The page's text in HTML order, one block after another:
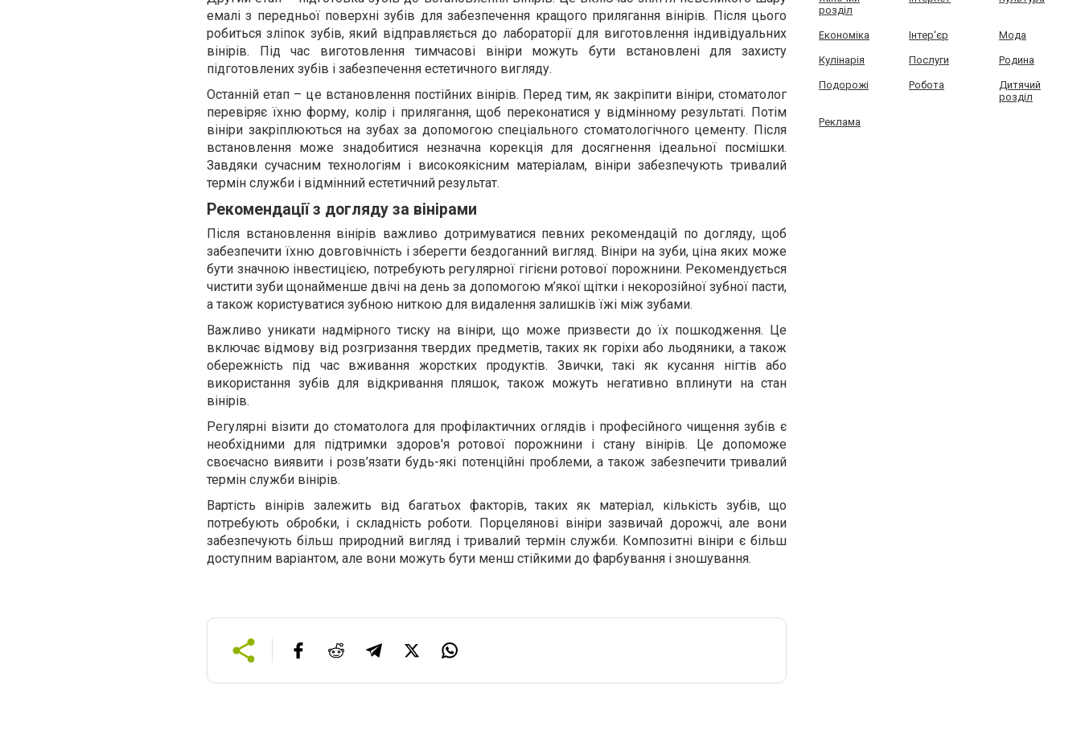
емалі з передньої поверхні зубів для забезпечення кращого прилягання вінірів. Після цього
робиться зліпок зубів, який відправляється до лабораторії для виготовлення індивідуальних
вінірів. Під час виготовлення тимчасові вініри можуть бути встановлені для захисту
підготовлених зубів і забезпечення естетичного вигляду.
Останній етап – це встановлення постійних вінірів. Перед тим, як закріпити вініри, стоматолог
перевіряє їхню форму, колір і прилягання, щоб переконатися у відмінному результаті. Потім
вініри закріплюються на зубах за допомогою спеціального стоматологічного цементу. Після
встановлення може знадобитися незначна корекція для досягнення ідеальної посмішки.
Завдяки сучасним технологіям і високоякісним матеріалам, вініри забезпечують тривалий
термін служби і відмінний естетичний результат.
Рекомендації з догляду за вінірами
Після встановлення вінірів важливо дотримуватися певних рекомендацій по догляду, щоб
забезпечити їхню довговічність і зберегти бездоганний вигляд. Вініри на зуби, ціна яких може
бути значною інвестицією, потребують регулярної гігієни ротової порожнини. Рекомендується
чистити зуби щонайменше двічі на день за допомогою м’якої щітки і некорозійної зубної пасти,
а також користуватися зубною ниткою для видалення залишків їжі між зубами.
Важливо уникати надмірного тиску на вініри, що може призвести до їх пошкодження. Це
включає відмову від розгризання твердих предметів, таких як горіхи або льодяники, а також
обережність під час вживання жорстких продуктів. Звички, такі як кусання нігтів або
використання зубів для відкривання пляшок, також можуть негативно вплинути на стан
вінірів.
Регулярні візити до стоматолога для профілактичних оглядів і професійного чищення зубів є
необхідними для підтримки здоров'я ротової порожнини і стану вінірів. Це допоможе
своєчасно виявити і розв’язати будь-які потенційні проблеми, а також забезпечити тривалий
термін служби вінірів.
Вартість вінірів залежить від багатьох факторів, таких як матеріал, кількість зубів, що
потребують обробки, і складність роботи. Порцелянові вініри зазвичай дорожчі, але вони
забезпечують більш природний вигляд і тривалий термін служби. Композитні вініри є більш
доступним варіантом, але вони можуть бути менш стійкими до фарбування і зношування.
розділ
Економіка Інтер'єр Мода
Кулінарія Послуги Родина
Подорожі Робота
Дитячий
розділ
Реклама